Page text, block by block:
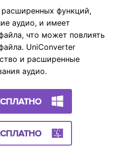
функций,
аудио, и имеет
что может повлиять
UniConverter
и расширенные
аудио.